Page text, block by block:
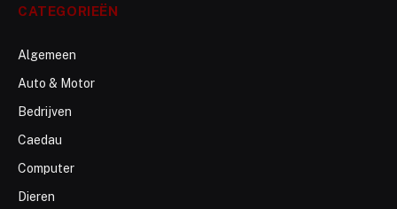
CATEGORIEËN
Algemeen
Auto & Motor
Bedrijven
Caedau
Computer
Dieren